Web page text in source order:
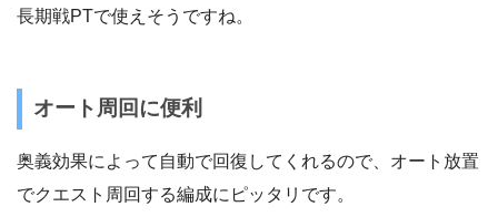
長期戦PTで使えそうですね。
オート周回に便利
奥義効果によって自動で回復してくれるので、オート放置
でクエスト周回する編成にピッタリです。